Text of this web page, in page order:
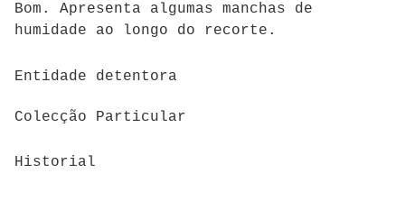
Bom. Apresenta algumas manchas de
humidade ao longo do recorte.
Entidade detentora
Colecção Particular
Historial